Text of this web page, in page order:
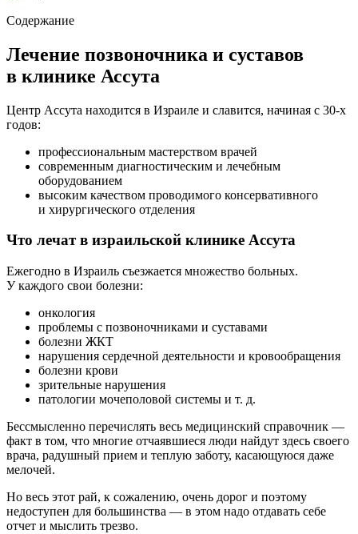
Содержание
Лечение позвоночника и суставов
в клинике Ассута
Центр Ассута находится в Израиле и славится, начиная с 30-х
годов:
профессиональным мастерством врачей
современным диагностическим и лечебным
оборудованием
высоким качеством проводимого консервативного
и хирургического отделения
Что лечат в израильской клинике Ассута
Ежегодно в Израиль съезжается множество больных.
У каждого свои болезни:
онкология
проблемы с позвоночниками и суставами
болезни ЖКТ
нарушения сердечной деятельности и кровообращения
болезни крови
зрительные нарушения
патологии мочеполовой системы и т. д.
Бессмысленно перечислять весь медицинский справочник —
факт в том, что многие отчаявшиеся люди найдут здесь своего
врача, радушный прием и теплую заботу, касающуюся даже
мелочей.
Но весь этот рай, к сожалению, очень дорог и поэтому
недоступен для большинства — в этом надо отдавать себе
отчет и мыслить трезво.